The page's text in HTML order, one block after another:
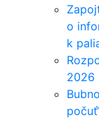
o
k
2026